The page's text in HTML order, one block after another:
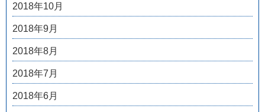
2018年10月
2018年9月
2018年8月
2018年7月
2018年6月